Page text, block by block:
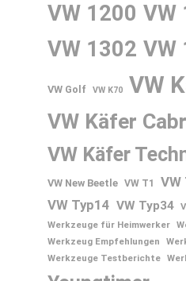
VW 1200 VW
VW 1302 VW
VW Golf VW K70 VW
VW Käfer
VW Käfer
VW New Beetle VW T1 VW
VW Typ14 VW Typ34
Werkzeuge für Heimwerker
Werkzeug Empfehlungen
Werkzeuge Testberichte